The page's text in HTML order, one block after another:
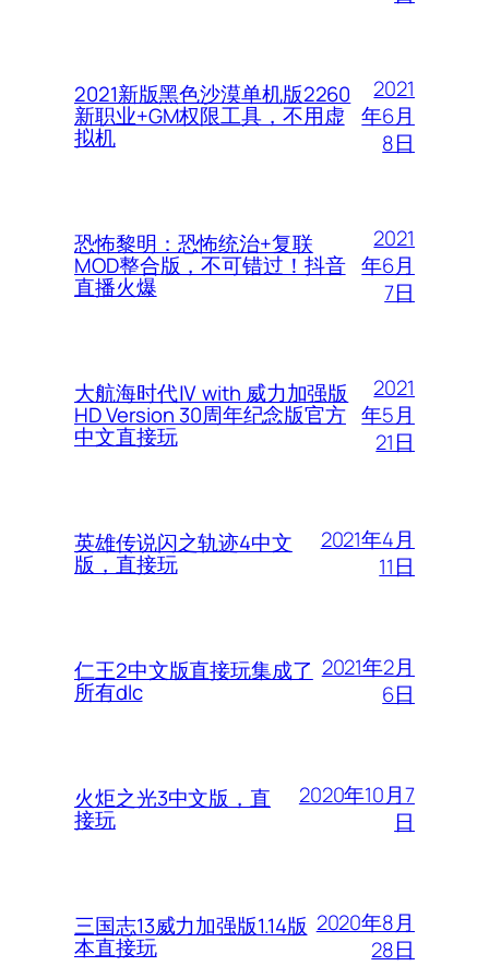
2021新版黑色沙漠单机版2260
新职业+GM权限工具，不用虚
拟机
2021
年6月
8日
恐怖黎明：恐怖统治+复联
MOD整合版，不可错过！抖音
直播火爆
2021
年6月
7日
大航海时代Ⅳ with 威力加强版
HD Version 30周年纪念版官方
中文直接玩
2021
年5月
21日
英雄传说闪之轨迹4中文
版，直接玩
2021年4月
11日
仁王2中文版直接玩集成了
所有dlc
2021年2月
6日
火炬之光3中文版，直
接玩
2020年10月7
日
三国志13威力加强版1.14版
本直接玩
2020年8月
28日